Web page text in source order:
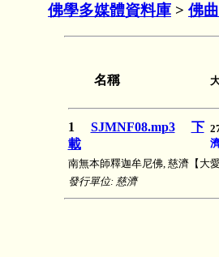
佛學多媒體資料庫 > 佛
名稱
1 SJMNF08.mp3
下
載
南無本師釋迦牟尼佛, 慈濟【大
發行單位: 慈濟